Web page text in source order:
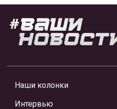
Наши колонки
Интервью